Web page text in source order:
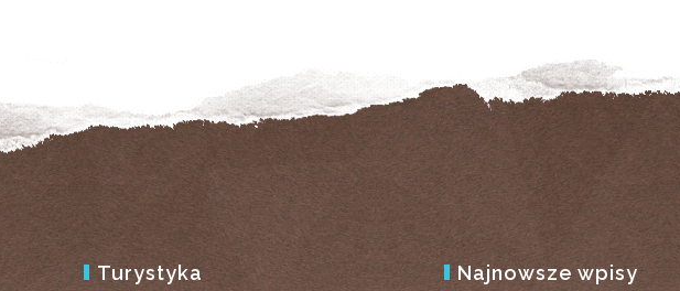
Turystyka Najnowsze wpisy